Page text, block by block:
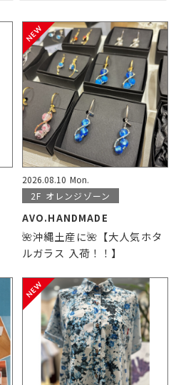
2026.08.10 Mon.
2F オレンジゾーン
AVO.HANDMADE
🌺沖縄土産に🌺【大人気ホタ
ルガラス 入荷！！】